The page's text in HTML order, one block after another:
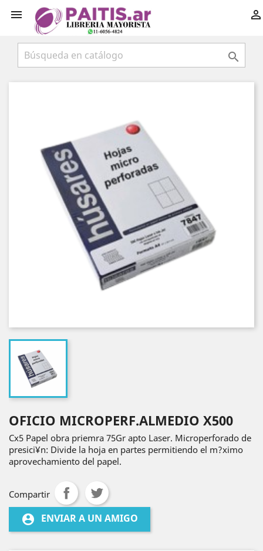
 

OFICIO MICROPERF.ALMEDIO X500
Cx5 Papel obra priemra 75Gr apto Laser. Microperforado de
presici¥n: Divide la hoja en partes permitiendo el m?ximo
aprovechamiento del papel.
Compartir
account_circle ENVIAR A UN AMIGO